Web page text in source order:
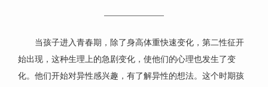
当孩子进入青春期，除了身高体重快速变化，第二性征开
始出现，这种生理上的急剧变化，使他们的心理也发生了变
化。他们开始对异性感兴趣，有了解异性的想法。这个时期孩